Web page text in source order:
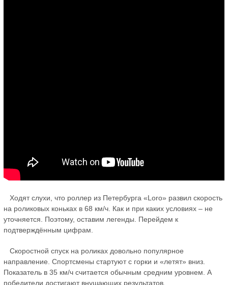
Ходят слухи, что роллер из Петербурга «Loro» развил скорость
на роликовых коньках в 68 км/ч. Как и при каких условиях – не
уточняется. Поэтому, оставим легенды. Перейдем к
подтверждённым цифрам.
Скоростной спуск на роликах довольно популярное
направление. Спортсмены стартуют с горки и «летят» вниз.
Показатель в 35 км/ч считается обычным средним уровнем. А
победители достигают внушающих результатов.